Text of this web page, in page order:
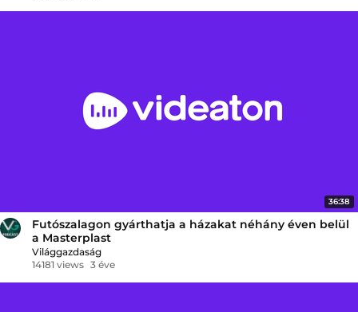
36:38
Futószalagon gyárthatja a házakat néhány éven belül
a Masterplast
Világgazdaság
14181 views 3 éve